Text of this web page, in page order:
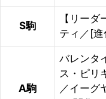
S駒
【リー
ティ／[
A駒
バレンタ
ス・ピリ
／イーグ